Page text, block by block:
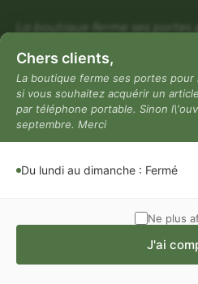
La boutique ferme ses portes
pouvez prendre rdv par
l\'ouverture officielle sera la
Du lundi au dimanche :
Mentions légales
Mentions légales
Conditions générales de
Chers clients,
La boutique ferme ses portes pour
si vous souhaitez acquérir un
par téléphone portable. Sinon
septembre. Merci
Du lundi au dimanche : Fermé
Ne plus
J'ai